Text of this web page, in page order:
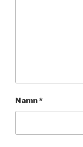
Namn*